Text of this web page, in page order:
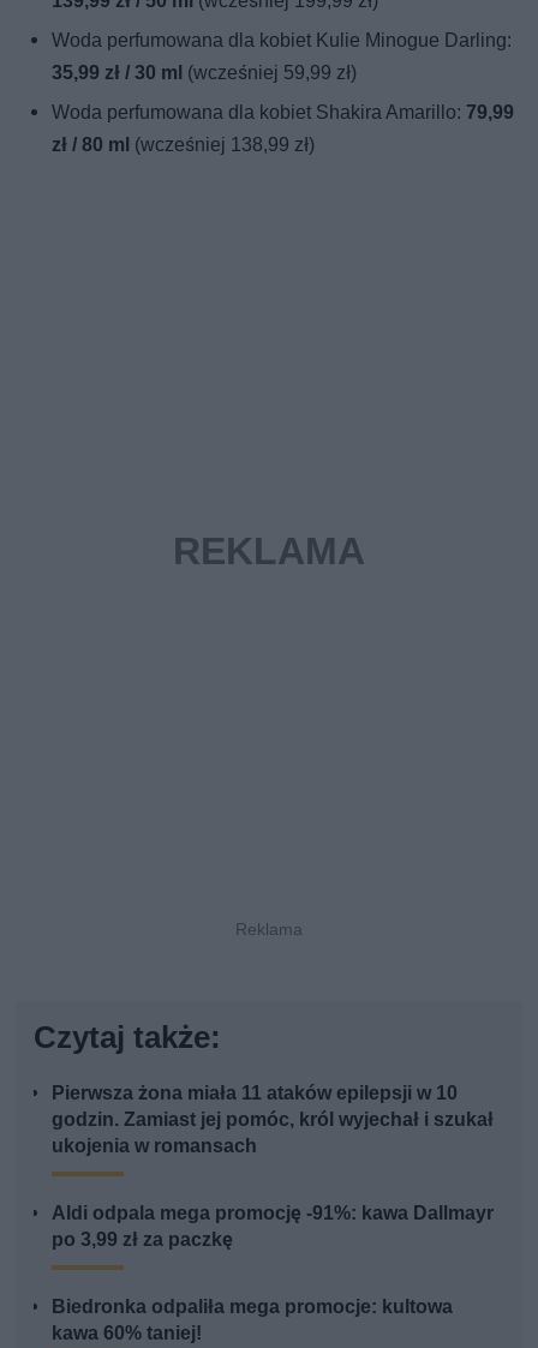
Woda perfumowana dla kobiet Kulie Minogue Darling:
35,99 zł / 30 ml (wcześniej 59,99 zł)
Woda perfumowana dla kobiet Shakira Amarillo: 79,99
zł / 80 ml (wcześniej 138,99 zł)
Czytaj także:
Pierwsza żona miała 11 ataków epilepsji w 10
godzin. Zamiast jej pomóc, król wyjechał i szukał
ukojenia w romansach
Aldi odpala mega promocję -91%: kawa Dallmayr
po 3,99 zł za paczkę
Biedronka odpaliła mega promocje: kultowa
kawa 60% taniej!